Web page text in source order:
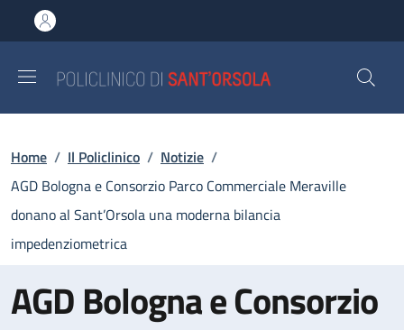
al contenuto principale
to footer content
Briciole di pane
Home / Il Policlinico / Notizie /
AGD Bologna e Consorzio Parco Commerciale Meraville
donano al Sant’Orsola una moderna bilancia
impedenziometrica
AGD Bologna e Consorzio